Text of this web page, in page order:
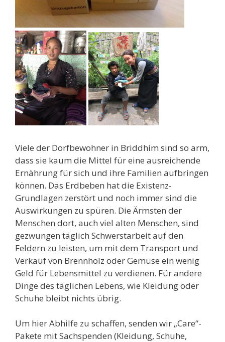
Viele der Dorfbewohner in Briddhim sind so arm,
dass sie kaum die Mittel für eine ausreichende
Ernährung für sich und ihre Familien aufbringen
können. Das Erdbeben hat die Existenz-
Grundlagen zerstört und noch immer sind die
Auswirkungen zu spüren. Die Ärmsten der
Menschen dort, auch viel alten Menschen, sind
gezwungen täglich Schwerstarbeit auf den
Feldern zu leisten, um mit dem Transport und
Verkauf von Brennholz oder Gemüse ein wenig
Geld für Lebensmittel zu verdienen. Für andere
Dinge des täglichen Lebens, wie Kleidung oder
Schuhe bleibt nichts übrig.
Um hier Abhilfe zu schaffen, senden wir „Care“-
Pakete mit Sachspenden (Kleidung, Schuhe,